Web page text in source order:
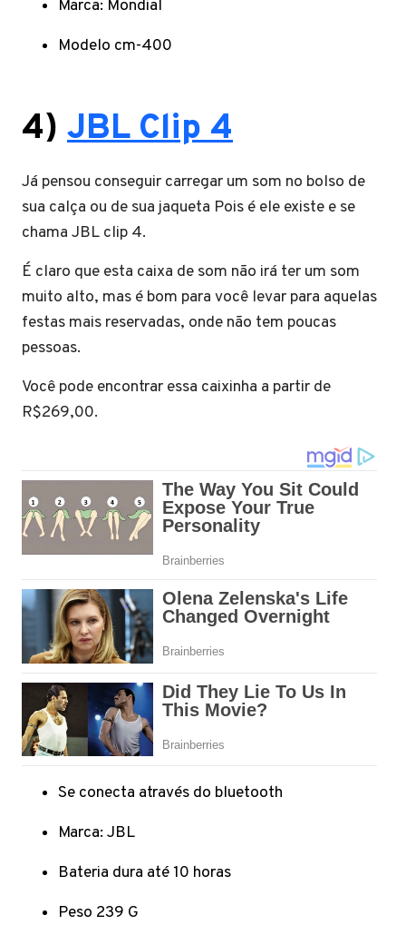
Marca: Mondial
Modelo cm-400
4) JBL Clip 4
Já pensou conseguir carregar um som no bolso de
sua calça ou de sua jaqueta Pois é ele existe e se
chama JBL clip 4.
É claro que esta caixa de som não irá ter um som
muito alto, mas é bom para você levar para aquelas
festas mais reservadas, onde não tem poucas
pessoas.
Você pode encontrar essa caixinha a partir de
R$269,00.
Se conecta através do bluetooth
Marca: JBL
Bateria dura até 10 horas
Peso 239 G